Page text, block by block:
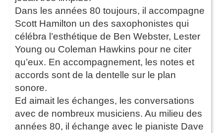
Dans les années 80 toujours, il accompagne
Scott Hamilton un des saxophonistes qui
célébra l’esthétique de Ben Webster, Lester
Young ou Coleman Hawkins pour ne citer
qu’eux. En accompagnement, les notes et
accords sont de la dentelle sur le plan
sonore.
Ed aimait les échanges, les conversations
avec de nombreux musiciens. Au milieu des
années 80, il échange avec le pianiste Dave